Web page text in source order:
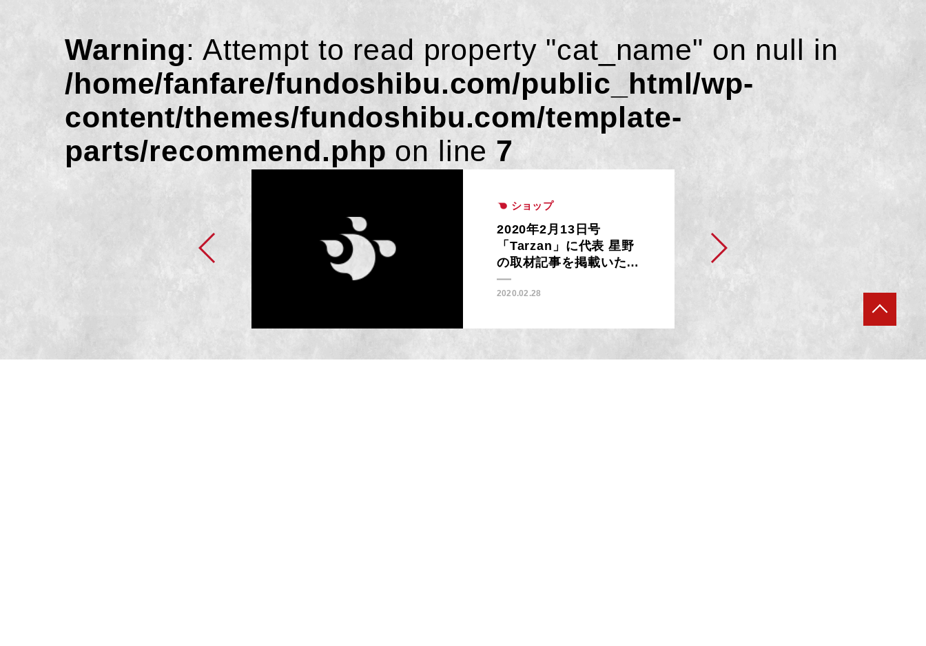
Warning: Attempt to read property "cat_name" on null in
/home/fanfare/fundoshibu.com/public_html/wp-
content/themes/fundoshibu.com/template-
parts/recommend.php on line 7
ショップ
2020年2月13日号
「Tarzan」に代表 星野
の取材記事を掲載いただ
きました。
2020.02.28